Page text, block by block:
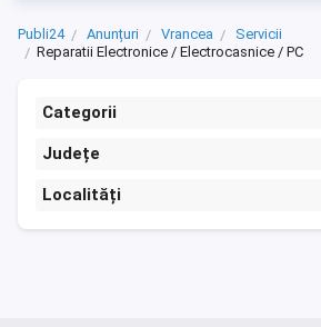
Publi24 Anunțuri Vrancea
Servicii
Reparatii Electronice / Electrocasnice / PC
Categorii
Județe
Localități